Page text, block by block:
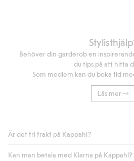
Behöver din garderob en
du tips på att hitta
Som medlem kan du boka tid
Läs mer
Är det fri frakt på Kappahl?
Kan man betala med Klarna på Kappahl?